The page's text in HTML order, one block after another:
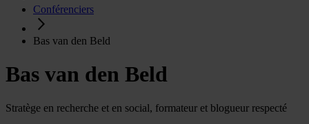
Conférenciers
Bas van den Beld
Bas van den Beld
Stratège en recherche et en social, formateur et blogueur respecté